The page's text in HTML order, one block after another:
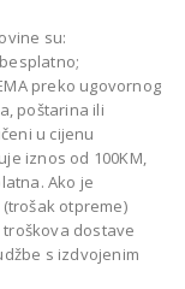
su:
preko ugovornog
poštarina ili
u cijenu
iznos od 100KM,
Ako je
otpreme)
troškova dostave
s izdvojenim